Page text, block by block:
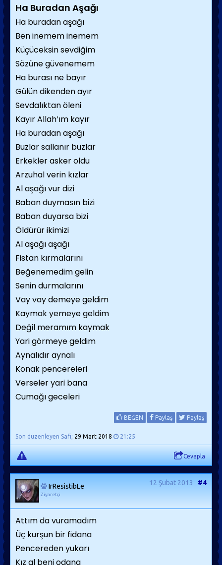
Ha Buradan Aşağı
Ha buradan aşağı
Ben inemem inemem
Küçüceksin sevdiğim
Sözüne güvenemem
Ha burası ne bayır
Gülün dikenden ayır
Sevdalıktan öleni
Kayır Allah’ım kayır
Ha buradan aşağı
Buzlar sallanır buzlar
Erkekler asker oldu
Arzuhal verin kızlar
Al aşağı vur dizi
Baban duymasın bizi
Baban duyarsa bizi
Öldürür ikimizi
Al aşağı aşağı
Fistan kırmalarını
Beğenemedim gelin
Senin durmalarını
Vay vay demeye geldim
Kaymak yemeye geldim
Değil meramım kaymak
Yari görmeye geldim
Aynalıdır aynalı
Konak pencereleri
Verseler yari bana
Cumağı geceleri
BEĞEN Paylaş Paylaş
Son düzenleyen Safi; 29 Mart 2018 21:25
Cevapla
IrResistibLe
Ziyaretçi
12 Şubat 2013 #4
Attım da vuramadım
Üç kurşun bir fidana
Pencereden yukarı
Kız al beni odana